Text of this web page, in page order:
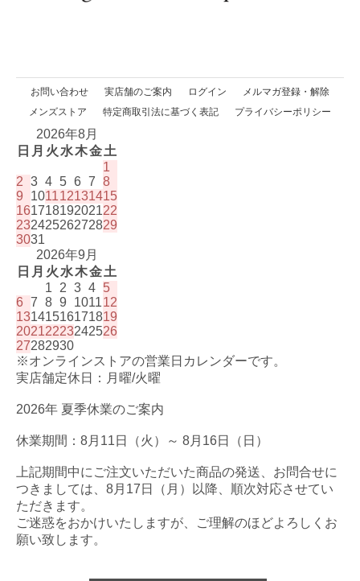
お問い合わせ 実店舗のご案内 ログイン
メルマガ登録・解除
メンズストア
特定商取引法に基づく表記 プライバシーポリシー
2026年8月
日 月 火 水木金土
1
2 3 4 5 6 7 8
9
101112131415
16171819202122
23242526272829
3031
2026年9月
日 月 火 水木金土
1
2 3 4 5
6 7 8 9 101112
13141516171819
20212223242526
27282930
※オンラインストアの営業日カレンダーです。
実店舗定休日：月曜/火曜
2026年 夏季休業のご案内
休業期間：8月11日（火）～ 8月16日（日）
上記期間中にご注文いただいた商品の発送、お問合せに
つきましては、8月17日（月）以降、順次対応させてい
ただきます。
ご迷惑をおかけいたしますが、ご理解のほどよろしくお
願い致します。